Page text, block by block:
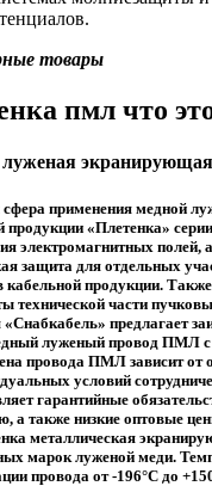
товары
пмл что
применения медной
продукции «Плетенка»
электромагнитных полей,
защита для отдельных
кабельной продукции.
технической части
предлагает
луженый провод ПМЛ с
провода ПМЛ зависит от
условий
гарантийные
а также низкие оптовые
металлическая
марок луженой меди.
провода от -196°С до